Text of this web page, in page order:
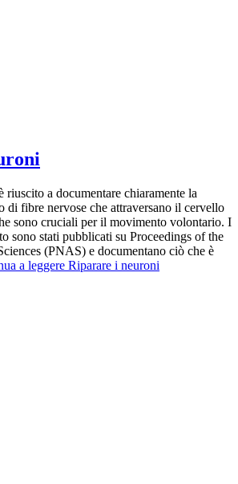
riuscito a documentare chiaramente la
di fibre nervose che attraversano il cervello
sono cruciali per il movimento volontario. I
sono stati pubblicati su Proceedings of the
(PNAS) e documentano ciò che è
a leggere Riparare i neuroni